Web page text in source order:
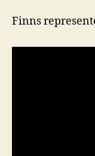
Finns